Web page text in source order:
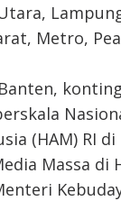
Metro,
(HAM) RI
Massa